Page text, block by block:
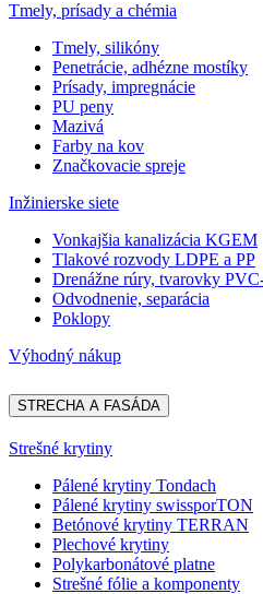
Tmely, prísady a chémia
Tmely, silikóny
Penetrácie, adhézne mostíky
Prísady, impregnácie
PU peny
Mazivá
Farby na kov
Značkovacie spreje
Inžinierske siete
Vonkajšia kanalizácia KGEM
Tlakové rozvody LDPE a PP
Drenážne rúry, tvarovky
Odvodnenie, separácia
Poklopy
Výhodný nákup
STRECHA A FASÁDA
Strešné krytiny
Pálené krytiny Tondach
Pálené krytiny swissporTON
Betónové krytiny TERRAN
Plechové krytiny
Polykarbonátové platne
Strešné fólie a komponenty